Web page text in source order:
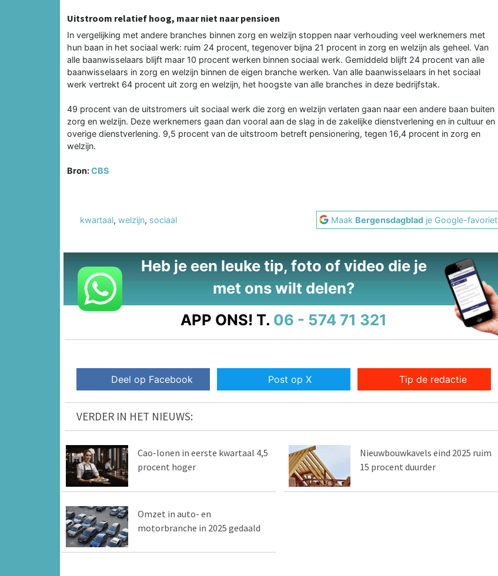
Uitstroom relatief hoog, maar niet naar pensioen
In vergelijking met andere branches binnen zorg en welzijn stoppen naar verhouding veel werknemers met
hun baan in het sociaal werk: ruim 24 procent, tegenover bijna 21 procent in zorg en welzijn als geheel. Van
alle baanwisselaars blijft maar 10 procent werken binnen sociaal werk. Gemiddeld blijft 24 procent van alle
baanwisselaars in zorg en welzijn binnen de eigen branche werken. Van alle baanwisselaars in het sociaal
werk vertrekt 64 procent uit zorg en welzijn, het hoogste van alle branches in deze bedrijfstak.
49 procent van de uitstromers uit sociaal werk die zorg en welzijn verlaten gaan naar een andere baan buiten
zorg en welzijn. Deze werknemers gaan dan vooral aan de slag in de zakelijke dienstverlening en in cultuur en
overige dienstverlening. 9,5 procent van de uitstroom betreft pensionering, tegen 16,4 procent in zorg en
welzijn.
Bron:CBS
kwartaal, welzijn, sociaal Maak Bergensdagblad je Google-favoriet
Heb je een leuke tip, foto of video die je
met ons wilt delen?
APP ONS! T. 06 - 574 71 321
Deel op Facebook Post op X Tip de redactie
VERDER IN HET NIEUWS:
Cao-lonen in eerste kwartaal 4,5
procent hoger
Nieuwbouwkavels eind 2025 ruim
15 procent duurder
Omzet in auto- en
motorbranche in 2025 gedaald